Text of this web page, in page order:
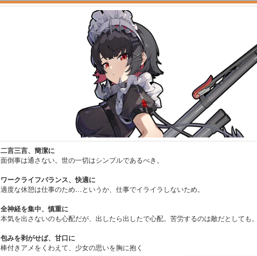
二言三言、簡潔に
面倒事は通さない。世の一切はシンプルであるべき。
ワークライフバランス、快適に
適度な休憩は仕事のため…というか、仕事でイライラしないため。
全神経を集中、慎重に
本気を出さないのも心配だが、出したら出したで心配。苦労するのは敵だとしても
包みを剥がせば、甘口に
棒付きアメをくわえて、少女の思いを胸に抱く